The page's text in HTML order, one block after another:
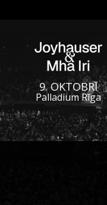
9. OKTOBRĪ
Palladium Rīga